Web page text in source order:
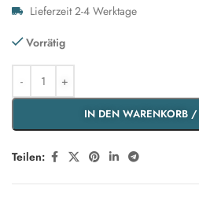
Lieferzeit 2-4 Werktage
Vorrätig
IN DEN WARENKORB
Teilen: